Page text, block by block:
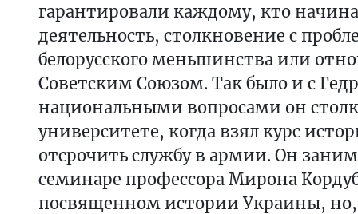
гарантировали каждому, кто
деятельность, столкновение с
белорусского меньшинства или
Советским Союзом. Так было и с
национальными вопросами он
университете, когда взял курс
отсрочить службу в армии. Он
семинаре профессора Мирона
посвященном истории Украины, но,